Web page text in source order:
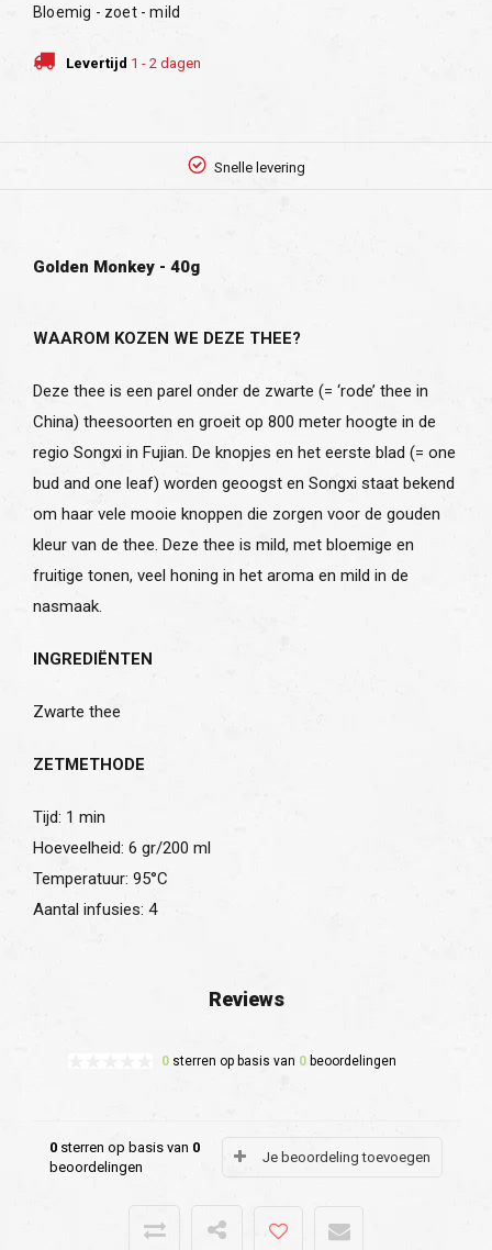
Bloemig - zoet - mild
Levertijd 1 - 2 dagen
Snelle levering
Golden Monkey - 40g
WAAROM KOZEN WE DEZE THEE?
Deze thee is een parel onder de zwarte (= ‘rode’ thee in
China) theesoorten en groeit op 800 meter hoogte in de
regio Songxi in Fujian. De knopjes en het eerste blad (= one
bud and one leaf) worden geoogst en Songxi staat bekend
om haar vele mooie knoppen die zorgen voor de gouden
kleur van de thee. Deze thee is mild, met bloemige en
fruitige tonen, veel honing in het aroma en mild in de
nasmaak.
INGREDIËNTEN
Zwarte thee
ZETMETHODE
Tijd: 1 min
Hoeveelheid: 6 gr/200 ml
Temperatuur: 95°C
Aantal infusies: 4
Reviews
0 sterren op basis van 0 beoordelingen
0 sterren op basis van 0
beoordelingen
Je beoordeling toevoegen